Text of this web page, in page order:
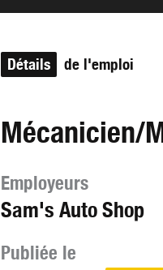
Détails de l'emploi
Mécanicien/
Employeurs
Sam's Auto Shop
Publiée le